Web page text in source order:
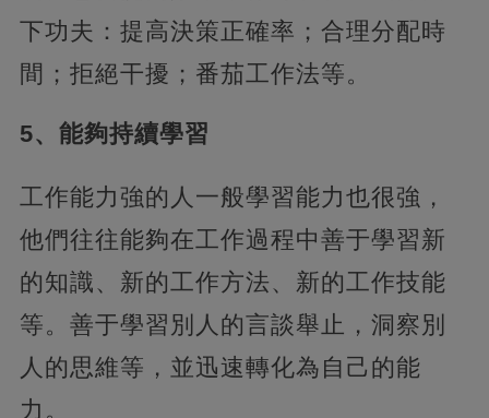
下功夫：提高決策正確率；合理分配時
間；拒絕干擾；番茄工作法等。
5、能夠持續學習‍
工作能力強的人一般學習能力也很強，
他們往往能夠在工作過程中善于學習新
的知識、新的工作方法、新的工作技能
等。善于學習別人的言談舉止，洞察別
人的思維等，並迅速轉化為自己的能
力。